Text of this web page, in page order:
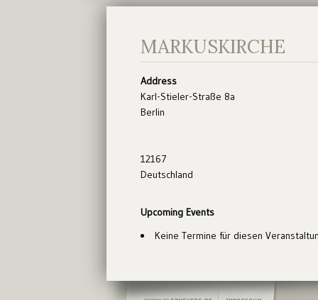
MARKUSKIRCHE
Address
Karl-Stieler-Straße 8a
Berlin
12167
Deutschland
Upcoming Events
Keine Termine für diesen